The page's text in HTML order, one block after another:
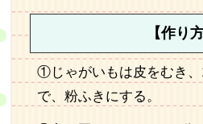
【作り方
①じゃがいもは皮をむき
で、粉ふきにする。